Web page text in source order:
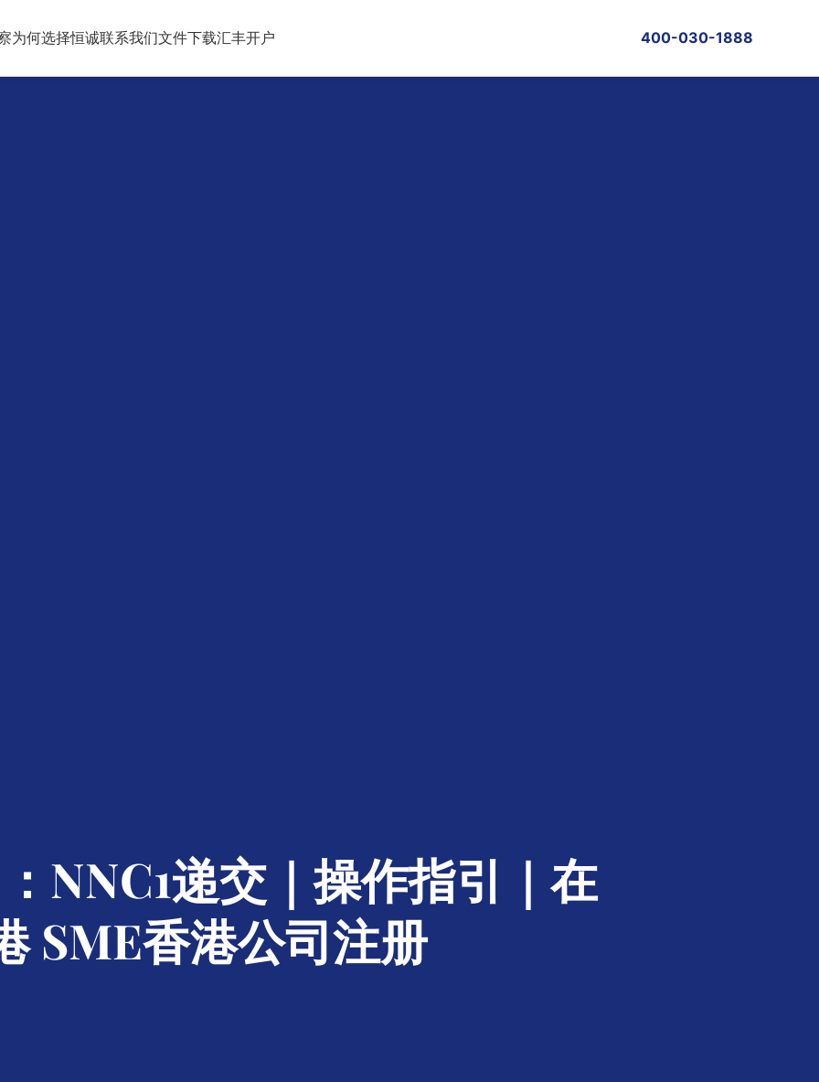
为何选择恒诚联系我们文件下载汇丰开户 400-030-1888
NNC1递交｜操作指引｜在
SME香港公司注册